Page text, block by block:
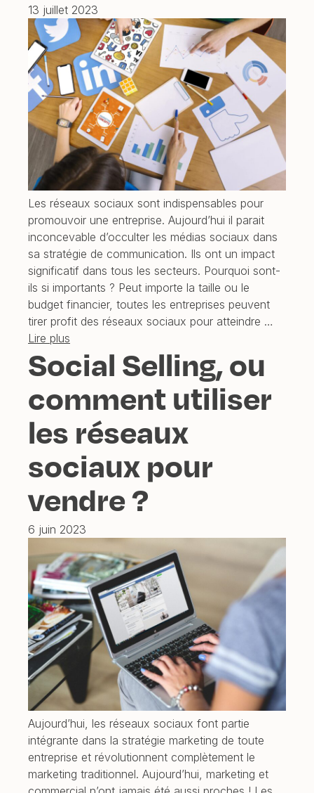
13 juillet 2023
Les réseaux sociaux sont indispensables pour
promouvoir une entreprise. Aujourd’hui il parait
inconcevable d’occulter les médias sociaux dans
sa stratégie de communication. Ils ont un impact
significatif dans tous les secteurs. Pourquoi sont-
ils si importants ? Peut importe la taille ou le
budget financier, toutes les entreprises peuvent
tirer profit des réseaux sociaux pour atteindre …
Lire plus
Social Selling, ou
comment utiliser
les réseaux
sociaux pour
vendre ?
6 juin 2023
Aujourd’hui, les réseaux sociaux font partie
intégrante dans la stratégie marketing de toute
entreprise et révolutionnent complètement le
marketing traditionnel. Aujourd’hui, marketing et